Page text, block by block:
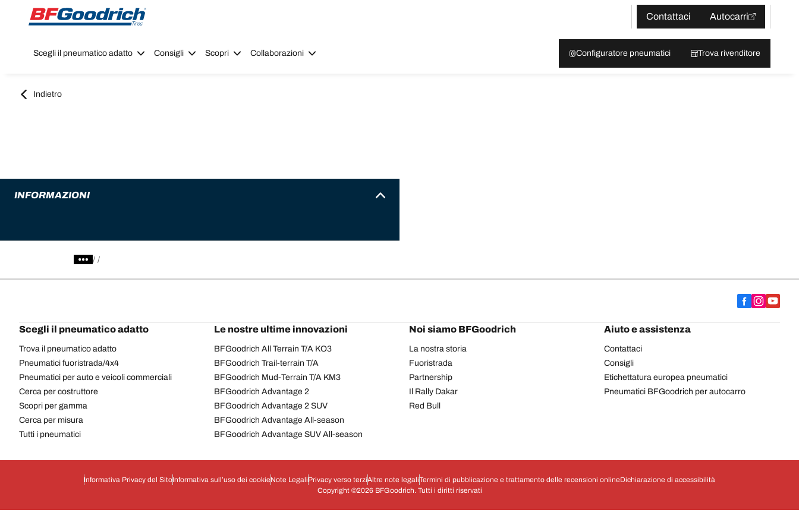
Go to page content
Go to page navigation
Contattaci
Autocarri
Scegli il pneumatico adatto Consigli Scopri Collaborazioni Configuratore pneumatici Trova rivenditore
Indietro
INFORMAZIONI
/
Scegli il pneumatico adatto
Trova il pneumatico adatto
Pneumatici fuoristrada/4x4
Pneumatici per auto e veicoli commerciali
Cerca per costruttore
Scopri per gamma
Cerca per misura
Tutti i pneumatici
Le nostre ultime innovazioni
BFGoodrich All Terrain T/A KO3
BFGoodrich Trail-terrain T/A
BFGoodrich Mud-Terrain T/A KM3
BFGoodrich Advantage 2
BFGoodrich Advantage 2 SUV
BFGoodrich Advantage All-season
BFGoodrich Advantage SUV All-season
Noi siamo BFGoodrich
La nostra storia
Fuoristrada
Partnership
Il Rally Dakar
Red Bull
Aiuto e assistenza
Contattaci
Consigli
Etichettatura europea pneumatici
Pneumatici BFGoodrich per autocarro
Informativa Privacy del SitoInformativa sull’uso dei cookieNote LegaliPrivacy verso terziAltre note legaliTermini di pubblicazione e trattamento delle recensioni onlineDichiarazione di accessibilità
Copyright ©2026 BFGoodrich. Tutti i diritti riservati